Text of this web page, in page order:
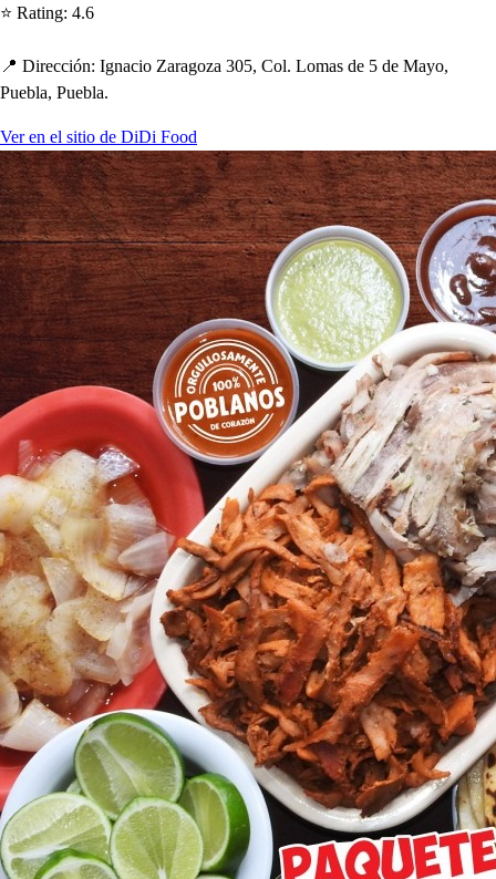
⭐ Rating: 4.6
📍 Dirección: Ignacio Zaragoza 305, Col. Lomas de 5 de Mayo,
Puebla, Puebla.
Ver en el sitio de DiDi Food